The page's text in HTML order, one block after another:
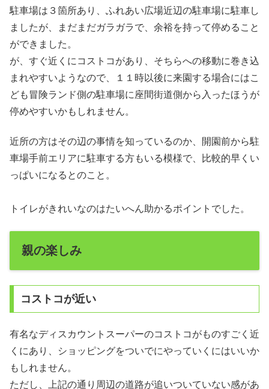
駐車場は３箇所あり、ふれあい広場近辺の駐車場に駐車し
ましたが、まだまだガラガラで、余裕を持って停めること
ができました。
が、すぐ近くにコストコがあり、そちらへの移動に巻き込
まれやすいようなので、１１時以後に来園する場合にはこ
ども冒険ランド側の駐車場に座間街道側から入ったほうが
停めやすいかもしれません。
近所の方はその辺の事情を知っているのか、開園前から駐
車場手前エリアに駐車する方もいる模様で、比較的早くい
っぱいになるとのこと。
トイレがきれいなのはたいへん助かるポイントでした。
親の楽しみ
コストコが近い
有名なディスカウントスーパーのコストコがものすごく近
くにあり、ショッピングをついでにやっていくにはいいか
もしれません。
ただし、上記の通り周辺の道路が追いついていない感があ